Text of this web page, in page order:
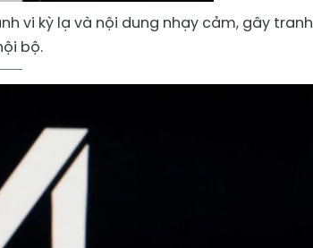
vi kỳ lạ và nội dung nhạy cảm, gây tranh
bộ.